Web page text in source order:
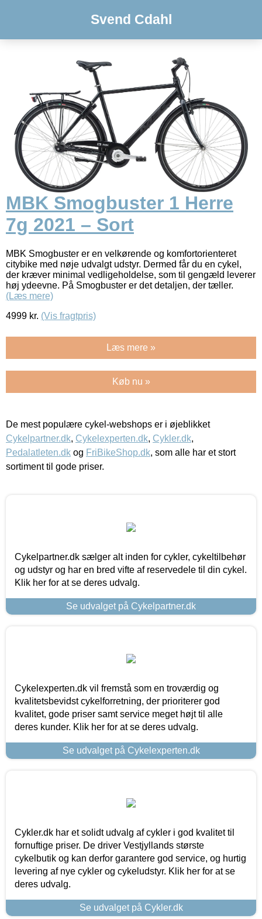
Svend Cdahl
MBK Smogbuster 1 Herre
7g 2021 – Sort
MBK Smogbuster er en velkørende og komfortorienteret
citybike med nøje udvalgt udstyr. Dermed får du en cykel,
der kræver minimal vedligeholdelse, som til gengæld leverer
høj ydeevne. På Smogbuster er det detaljen, der tæller.
(Læs mere)
4999 kr. (Vis fragtpris)
Læs mere »
Køb nu »
De mest populære cykel-webshops er i øjeblikket
Cykelpartner.dk, Cykelexperten.dk, Cykler.dk,
Pedalatleten.dk og FriBikeShop.dk, som alle har et stort
sortiment til gode priser.
Cykelpartner.dk sælger alt inden for cykler, cykeltilbehør
og udstyr og har en bred vifte af reservedele til din cykel.
Klik her for at se deres udvalg.
Se udvalget på Cykelpartner.dk
Cykelexperten.dk vil fremstå som en troværdig og
kvalitetsbevidst cykelforretning, der prioriterer god
kvalitet, gode priser samt service meget højt til alle
deres kunder. Klik her for at se deres udvalg.
Se udvalget på Cykelexperten.dk
Cykler.dk har et solidt udvalg af cykler i god kvalitet til
fornuftige priser. De driver Vestjyllands største
cykelbutik og kan derfor garantere god service, og hurtig
levering af nye cykler og cykeludstyr. Klik her for at se
deres udvalg.
Se udvalget på Cykler.dk